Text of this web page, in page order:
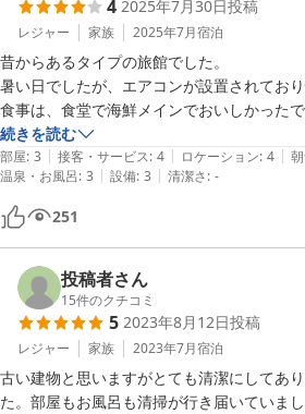
4 2025年7月30日投稿
レジャー 家族 2025年7月宿泊
昔からあるタイプの旅館でした。
暑い日でしたが、エアコンが設置されてお
食事は、食堂で海鮮メインでおいしかったで
お風呂は大きいのはいいのですが、熱すぎ
インシャンプーなのがイマイチです。エレ
上波のみ等で設備は物足りないです。
このお値段で２食付なら有りと私は思いまし
続きを読む
部屋: 3 | 接客・サービス: 4 | ロケーション: 4 |
温泉・お風呂: 3 | 設備: 3 | 清潔さ: -
251
投稿者さん
15件のクチコミ
5 2023年8月12日投稿
レジャー 家族 2023年7月宿泊
古い建物と思いますがとても清潔にしてあ
た。部屋もお風呂も清掃が行き届いていまし